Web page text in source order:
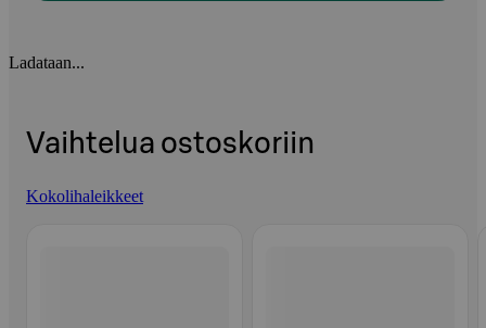
Ladataan...
Vaihtelua ostoskoriin
Kokolihaleikkeet